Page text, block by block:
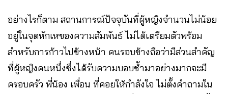
อย่างไรก็ตาม สถานการณ์ปัจจุบันที่ผู้หญิงจำนวนไม่น้อย
อยู่ในจุดหักเหของความสัมพันธ์ ไม่ได้เตรียมตัวพร้อม
สำหรับการก้าวไปข้างหน้า คนรอบข้างถือว่ามีส่วนสำคัญ
ที่ผู้หญิงคนหนึ่งซึ่งได้รับความบอบช้ำมาอย่างมากจะมี
ครอบครัว พี่น้อง เพื่อน ที่คอยให้กำลังใจ ไม่ตั้งคำถามใน